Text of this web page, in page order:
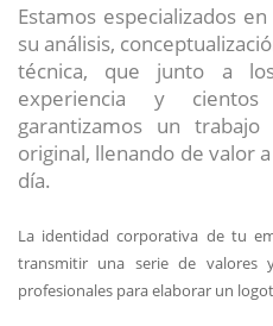
Estamos especializados
su análisis,
técnica, que junto a
experiencia y
garantizamos un
original, llenando de valor
día.
La identidad corporativa de tu
transmitir una serie de valores
profesionales para elaborar un